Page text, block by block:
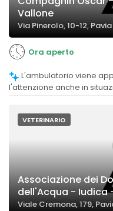
Vallone
Via Pinerolo, 10-12, Pavia
Ora aperto
l'attenzione anche in
VETERINARIO
Associazione dei
dell'Acqua - Iudica
Viale Cremona, 179,